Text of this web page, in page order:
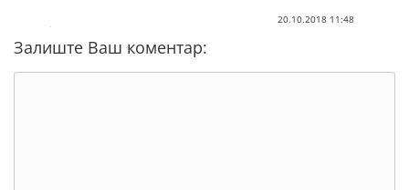
20.10.2018 11:48
Залиште Ваш коментар: